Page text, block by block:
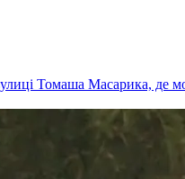
Томаша Масарика,